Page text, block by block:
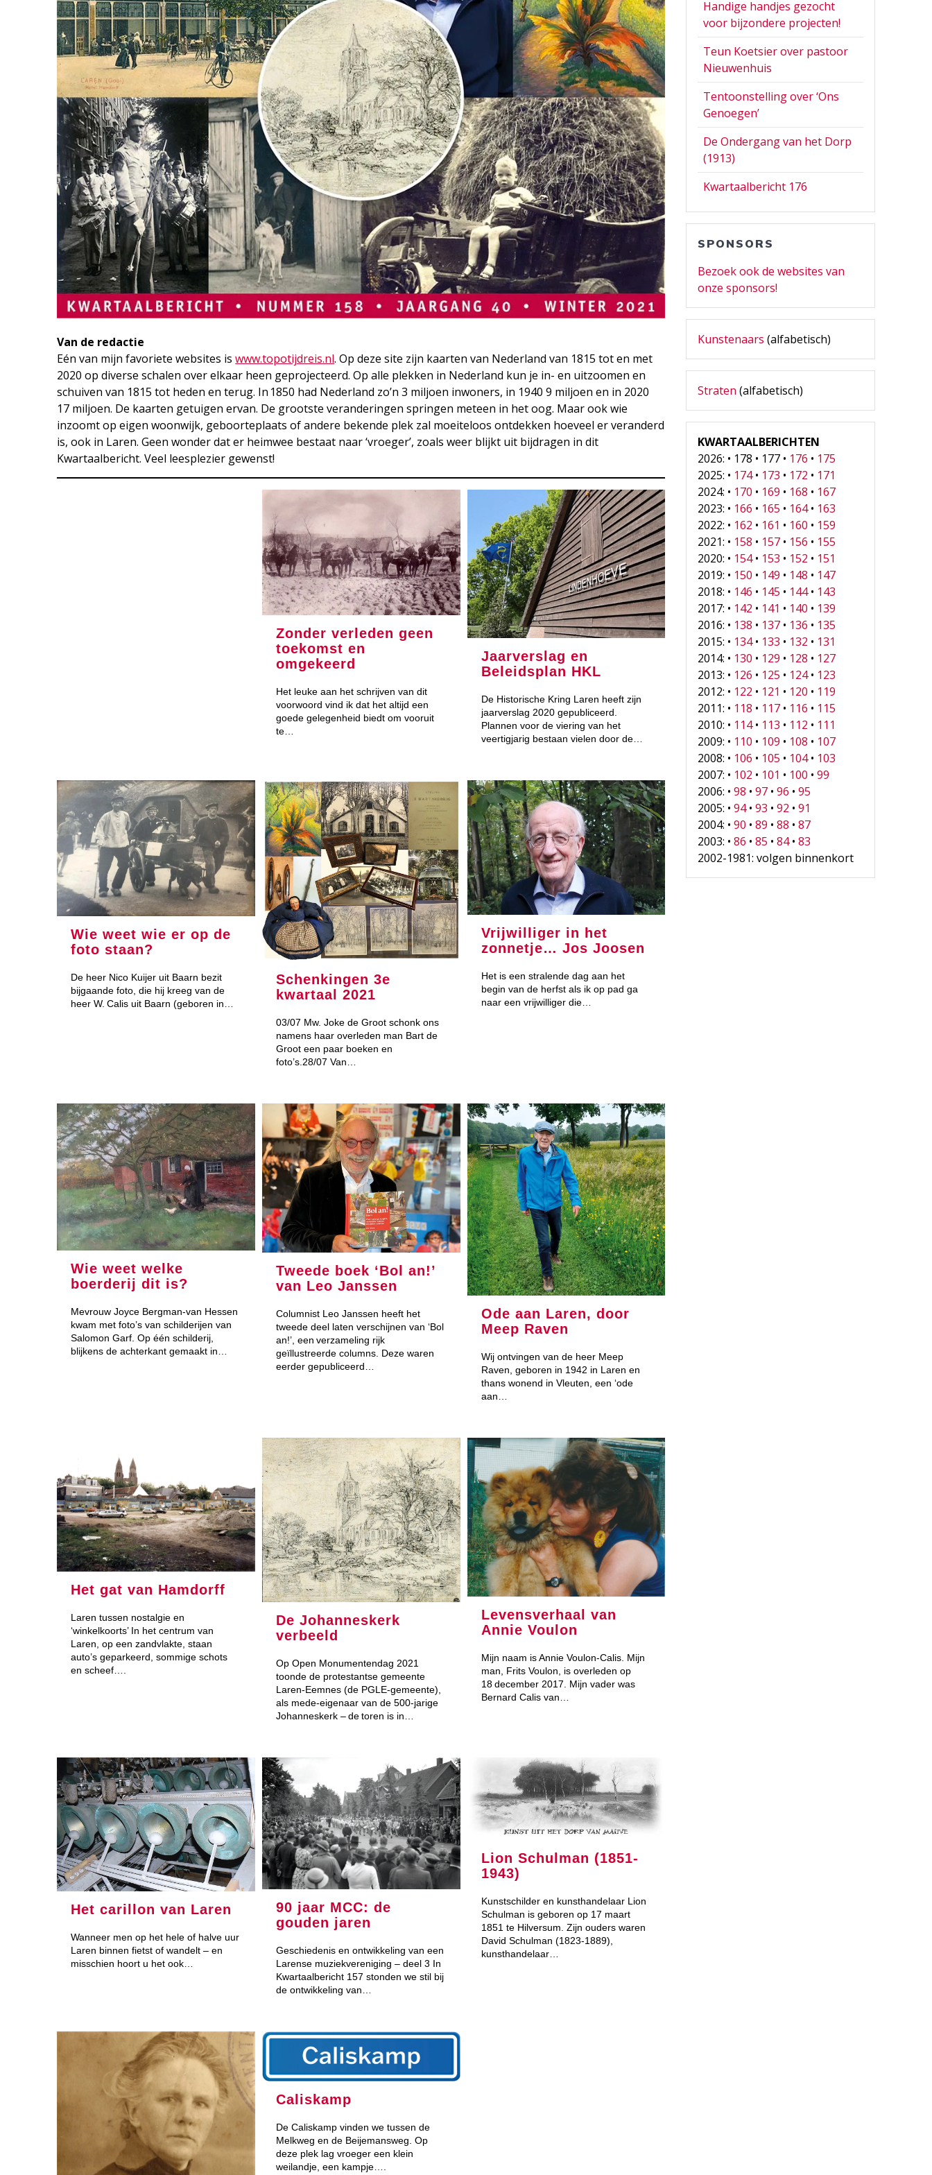
Van de redactie
Eén van mijn favoriete websites iswww.topotijdreis.nl. Op deze site zijn kaarten van Nederland van 1815 tot en met
2020 op diverse schalen over elkaar heen geprojecteerd. Op alle plekken in Nederland kun je in- en uitzoomen en
schuiven van 1815 tot heden en terug. In 1850 had Nederland zo’n 3 miljoen inwoners, in 1940 9 miljoen en in 2020
17 miljoen. De kaarten getuigen ervan. De grootste veranderingen springen meteen in het oog. Maar ook wie
inzoomt op eigen woonwijk, geboorteplaats of andere bekende plek zal moeiteloos ontdekken hoeveel er veranderd
is, ook in Laren. Geen wonder dat er heimwee bestaat naar ‘vroeger’, zoals weer blijkt uit bijdragen in dit
Kwartaalbericht. Veel leesplezier gewenst!
Zonder verleden geen
toekomst en
omgekeerd
Het leuke aan het schrijven van dit
voorwoord vind ik dat het altijd een
goede gelegenheid biedt om vooruit
te…
Jaarverslag en
Beleidsplan HKL
De Historische Kring Laren heeft zijn
jaarverslag 2020 gepubliceerd.
Plannen voor de viering van het
veertigjarig bestaan vielen door de…
Wie weet wie er op de
foto staan?
De heer Nico Kuijer uit Baarn bezit
bijgaande foto, die hij kreeg van de
heer W. Calis uit Baarn (geboren in…
Schenkingen 3e
kwartaal 2021
03/07 Mw. Joke de Groot schonk ons
namens haar overleden man Bart de
Groot een paar boeken en
foto’s.28/07 Van…
Vrijwilliger in het
zonnetje… Jos Joosen
Het is een stralende dag aan het
begin van de herfst als ik op pad ga
naar een vrijwilliger die…
Wie weet welke
boerderij dit is?
Mevrouw Joyce Bergman-van Hessen
kwam met foto’s van schilderijen van
Salomon Garf. Op één schilderij,
blijkens de achterkant gemaakt in…
Tweede boek ‘Bol an!’
van Leo Janssen
Columnist Leo Janssen heeft het
tweede deel laten verschijnen van ‘Bol
an!’, een verzameling rijk
geïllustreerde columns. Deze waren
eerder gepubliceerd…
Ode aan Laren, door
Meep Raven
Wij ontvingen van de heer Meep
Raven, geboren in 1942 in Laren en
thans wonend in Vleuten, een ‘ode
aan…
Het gat van Hamdorff
Laren tussen nostalgie en
‘winkelkoorts’ In het centrum van
Laren, op een zandvlakte, staan
auto’s geparkeerd, sommige schots
en scheef….
De Johanneskerk
verbeeld
Op Open Monumentendag 2021
toonde de protestantse gemeente
Laren-Eemnes (de PGLE-gemeente),
als mede-eigenaar van de 500-jarige
Johanneskerk – de toren is in…
Levensverhaal van
Annie Voulon
Mijn naam is Annie Voulon-Calis. Mijn
man, Frits Voulon, is overleden op
18 december 2017. Mijn vader was
Bernard Calis van…
Het carillon van Laren
Wanneer men op het hele of halve uur
Laren binnen fietst of wandelt – en
misschien hoort u het ook…
90 jaar MCC: de
gouden jaren
Geschiedenis en ontwikkeling van een
Larense muziekvereniging – deel 3 In
Kwartaalbericht 157 stonden we stil bij
de ontwikkeling van…
Lion Schulman (1851-
1943)
Kunstschilder en kunsthandelaar Lion
Schulman is geboren op 17 maart
1851 te Hilversum. Zijn ouders waren
David Schulman (1823-1889),
kunsthandelaar…
Caliskamp
De Caliskamp vinden we tussen de
Melkweg en de Beijemansweg. Op
deze plek lag vroeger een klein
weilandje, een kampje….
Handige handjes gezocht
voor bijzondere projecten!
Teun Koetsier over pastoor
Nieuwenhuis
Tentoonstelling over ‘Ons
Genoegen’
De Ondergang van het Dorp
(1913)
Kwartaalbericht 176
SPONSORS
Bezoek ook de websites van
onze sponsors!
Kunstenaars (alfabetisch)
Straten (alfabetisch)
KWARTAALBERICHTEN
2026: • 178 • 177 • 176 • 175
2025: • 174• 173 • 172 • 171
2024: • 170 • 169 • 168 • 167
2023: • 166 • 165 • 164• 163
2022: • 162 • 161 • 160 • 159
2021: • 158 • 157 • 156 • 155
2020: • 154• 153 • 152 • 151
2019: • 150 • 149 • 148 • 147
2018: • 146 • 145 • 144• 143
2017: • 142 • 141 • 140 • 139
2016: • 138 • 137 • 136 • 135
2015: • 134• 133 • 132 • 131
2014: • 130 • 129 • 128 • 127
2013: • 126 • 125 • 124• 123
2012: • 122 • 121 • 120 • 119
2011: • 118 • 117 • 116 • 115
2010: • 114• 113 • 112 • 111
2009: • 110 • 109 • 108 • 107
2008: • 106 • 105 • 104• 103
2007: • 102 • 101 • 100 •99
2006: •98 •97 •96 •95
2005: •94•93 •92 •91
2004: •90 •89 •88 •87
2003: •86 •85 •84•83
2002-1981: volgen binnenkort